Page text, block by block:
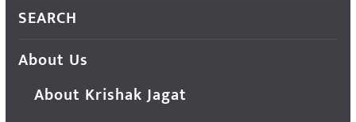
SEARCH
About Us
About Krishak Jagat